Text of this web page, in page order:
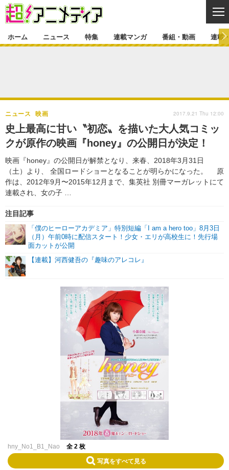
ゲーム・アプリ マンガ
グッズ イベント
声優 コスプレ
舞台 新帝スタ
特集一覧 カバー
ラキりす
連載マンガ
連載マンガ一覧 連載一覧
番組・動画
番組・動画一覧 ラジオ
動画
連載・ブログ
連載・ブログ一覧 コラム
編集部ブログ・お知らせ
ホーム ニュース 特集 連載マンガ 番組・動画 連載
史上最高に甘い〝初恋〟を描いた大人気コミッ
クが原作の映画『honey』の公開日が決定！
映画『honey』の公開日が解禁となり、来春、2018年3月31日
（土）より、 全国ロードショーとなることが明らかになった。 原
作は、2012年9月〜2015年12月まで、集英社 別冊マーガレットにて
連載され、女の子 …
ニュース 映画
注目記事
「僕のヒーローアカデミア」特別短編「I am a hero too」8月3日
（月）午前0時に配信スタート！少女・エリが高校生に！先行場
面カットが公開
【連載】河西健吾の『趣味のアレコレ』
2017.9.21 Thu 12:00
hny_No1_B1_Nao 全 2 枚
写真をすべて見る